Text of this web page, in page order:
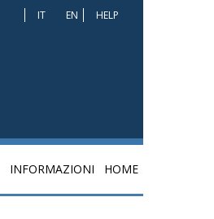
IT EN HELP
INFORMAZIONI HOME